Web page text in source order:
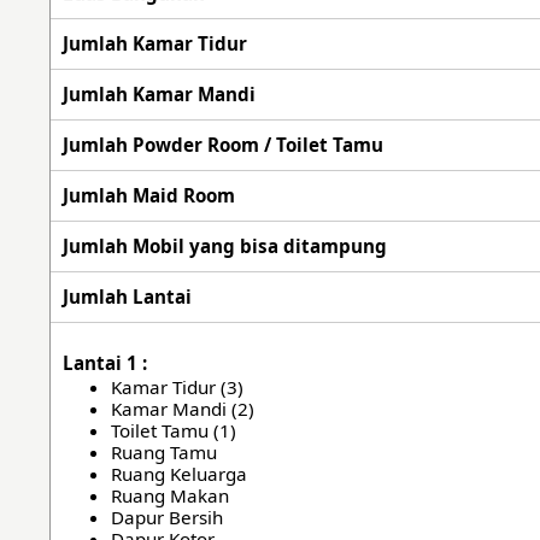
Jumlah Kamar Tidur
Jumlah Kamar Mandi
Jumlah Powder Room / Toilet Tamu
Jumlah Maid Room
Jumlah Mobil yang bisa ditampung
Jumlah Lantai
Lantai 1 :
Kamar Tidur (3)
Kamar Mandi (2)
Toilet Tamu (1)
Ruang Tamu
Ruang Keluarga
Ruang Makan
Dapur Bersih